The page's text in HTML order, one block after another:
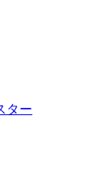
ター